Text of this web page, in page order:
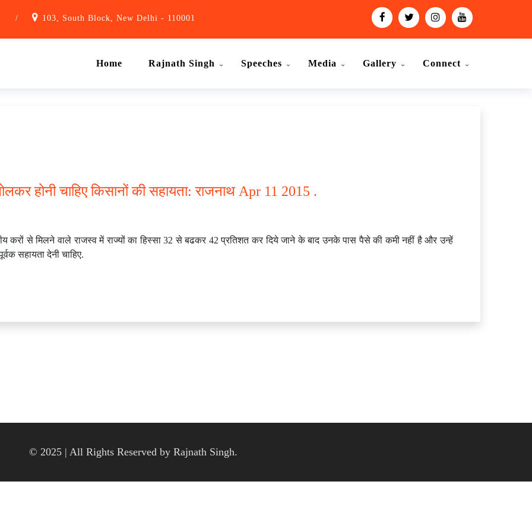
/ 103, South Block, New Delhi - 110001
Home Rajnath Singh Speeches Media Gallery Connect
होनी चाहिए किसानों की सहायता: राजनाथ Apr 11 2015 .
करों से मिलने वाले राजस्व में राज्यों का हिस्सा 32 से बढकर 42 प्रतिशत कर दिये जाने के बाद उनके पास पैसे की कमी नहीं है और उन्हें
सहायता देनी चाहिए.
© 2025 | All Rights Reserved by Rajnath Singh.